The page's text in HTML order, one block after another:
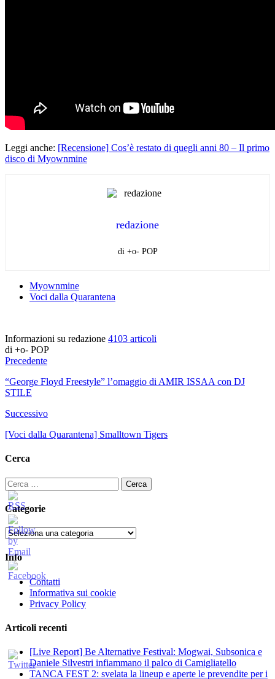
Leggi anche: [Recensione] Cos’è restato di quegli anni 80 – Il primo
disco di Myownmine
redazione
di +o- POP
Myownmine
Voci dalla Quarantena
Informazioni su redazione 4103 articoli
di +o- POP
Precedente
“George Floyd Freestyle” l’omaggio di AMIR ISSAA con DJ
STILE
Successivo
[Voci dalla Quarantena] Smalltown Tigers
Cerca
Ricerca
per:
Categorie
Categorie
Info
Contatti
Informativa sui cookie
Privacy Policy
Articoli recenti
[Live Report] Be Alternative Festival: Mogwai, Subsonica e
Daniele Silvestri infiammano il palco di Camigliatello
TANCA FEST 2: svelata la lineup e aperte le prevendite per i